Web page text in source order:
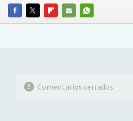
FACEBOOKTWITTERFLIPBOARD
E-
WHATSAPP
Comentarios cerrados